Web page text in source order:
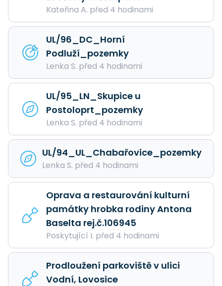
Kateřina A. před 4 hodinami
UL/96_DC_Horní
Podluží_pozemky
Lenka S. před 4 hodinami
UL/95_LN_Skupice u
Postoloprt_pozemky
Lenka S. před 4 hodinami
UL/94_UL_Chabařovice_pozemky
Lenka S. před 4 hodinami
Oprava a restaurování kulturní
památky hrobka rodiny Antona
Baselta rej.č.106945
Poskytující I. před 4 hodinami
Prodloužení parkoviště v ulici
Vodní, Lovosice